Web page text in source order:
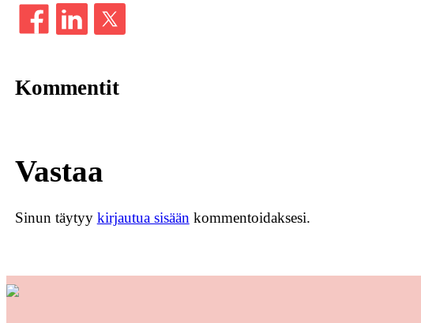
Kommentit
Vastaa
Sinun täytyy kirjautua sisään kommentoidaksesi.